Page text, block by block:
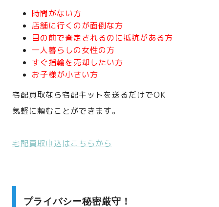
時間がない方
店舗に行くのが面倒な方
目の前で査定されるのに抵抗がある方
一人暮らしの女性の方
すぐ指輪を売却したい方
お子様が小さい方
宅配買取なら宅配キットを送るだけでOK
気軽に頼むことができます。
宅配買取申込はこちらから
プライバシー秘密厳守！